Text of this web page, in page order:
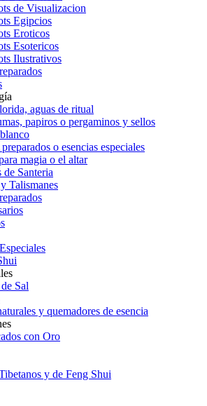
de Visualizacion
Egipcios
Eroticos
Esotericos
Ilustrativos
aguas de ritual
papiros o pergaminos y sellos
o esencias especiales
magia o el altar
de Santeria
Talismanes
Sal
y quemadores de esencia
con Oro
y de Feng Shui